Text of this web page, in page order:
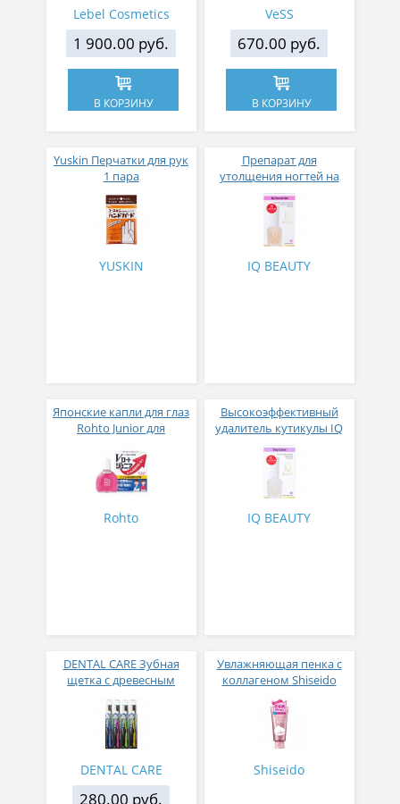
Lebel Cosmetics
1 900.00 руб.
В КОРЗИНУ
VeSS
670.00 руб.
В КОРЗИНУ
Yuskin Перчатки для рук
1 пара
YUSKIN
Препарат для
утолщения ногтей на
основе жемчуга IQ
BEAUTY MY SECOND NAIL
IQ BEAUTY
Японские капли для глаз
Rohto Junior для
от усталости и сухости с
витаминами и
аминокислотами
Rohto
Высокоэффективный
удалитель кутикулы IQ
BEAUTY STOP CUTICLE
IQ BEAUTY
DENTAL CARE Зубная
щетка c древесным
углем и сверхтонкой
двойной щетиной
средней жесткости и
мягкой и изогнутой
DENTAL CARE
280.00 руб.
Увлажняющая пенка с
коллагеном Shiseido
Hada Senka Perfect Whip
Collagen In 120 гр
Shiseido